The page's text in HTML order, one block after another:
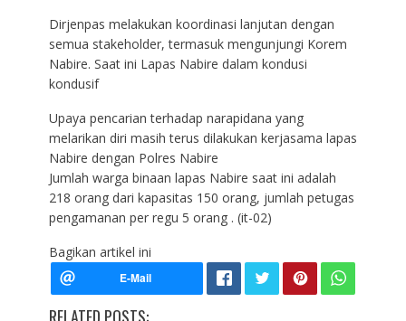
Dirjenpas melakukan koordinasi lanjutan dengan
semua stakeholder, termasuk mengunjungi Korem
Nabire. Saat ini Lapas Nabire dalam kondusi
kondusif
Upaya pencarian terhadap narapidana yang
melarikan diri masih terus dilakukan kerjasama lapas
Nabire dengan Polres Nabire
Jumlah warga binaan lapas Nabire saat ini adalah
218 orang dari kapasitas 150 orang, jumlah petugas
pengamanan per regu 5 orang . (it-02)
Bagikan artikel ini